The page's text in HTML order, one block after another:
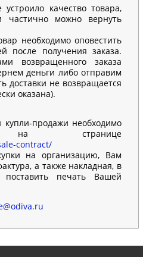
качество товара,
частично можно вернуть
необходимо оповестить
после получения заказа.
возвращенного заказа
деньги либо отправим
доставки не возвращается
оказана).
продажи необходимо
на странице
contract/
на организацию, Вам
а также накладная, в
поставить печать Вашей